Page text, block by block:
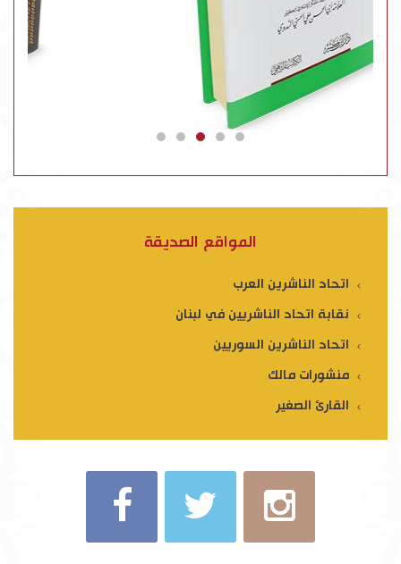
المواقع الصديقة
اتحاد الناشرين العرب
نقابة اتحاد الناشريين في لبنان
اتحاد الناشرين السوريين
منشورات مالك
القارئ الصغير